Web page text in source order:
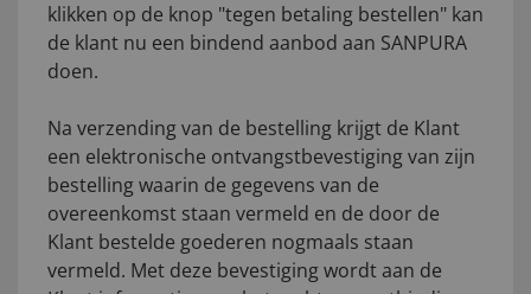
klikken op de knop "tegen betaling bestellen" kan
de klant nu een bindend aanbod aan SANPURA
doen.
Na verzending van de bestelling krijgt de Klant
een elektronische ontvangstbevestiging van zijn
bestelling waarin de gegevens van de
overeenkomst staan vermeld en de door de
Klant bestelde goederen nogmaals staan
vermeld. Met deze bevestiging wordt aan de